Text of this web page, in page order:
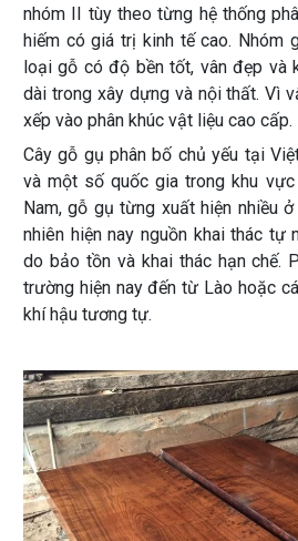
nhóm II tùy theo từng hệ thống
hiếm có giá trị kinh tế cao. Nhóm
loại gỗ có độ bền tốt, vân đẹp và
dài trong xây dựng và nội thất. Vì
xếp vào phân khúc vật liệu cao cấp.
Cây gỗ gụ phân bố chủ yếu tại
và một số quốc gia trong khu
Nam, gỗ gụ từng xuất hiện nhiều
nhiên hiện nay nguồn khai thác tự
do bảo tồn và khai thác hạn chế.
trường hiện nay đến từ Lào hoặc
khí hậu tương tự.